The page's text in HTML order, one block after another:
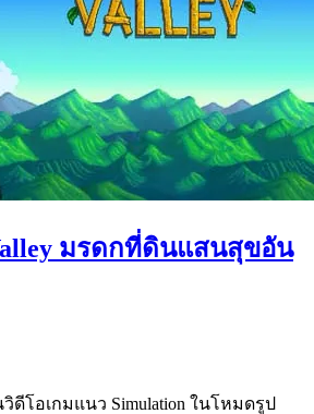
มรดกที่ดินแสนสุขอัน
วิดีโอเกมแนว Simulation ในโหมดรูป